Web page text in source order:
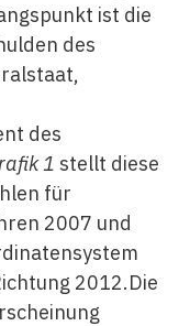
ist die
des
des
1 stellt diese
für
2007 und
2012.Die